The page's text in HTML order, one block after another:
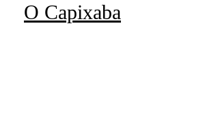
O Capixaba